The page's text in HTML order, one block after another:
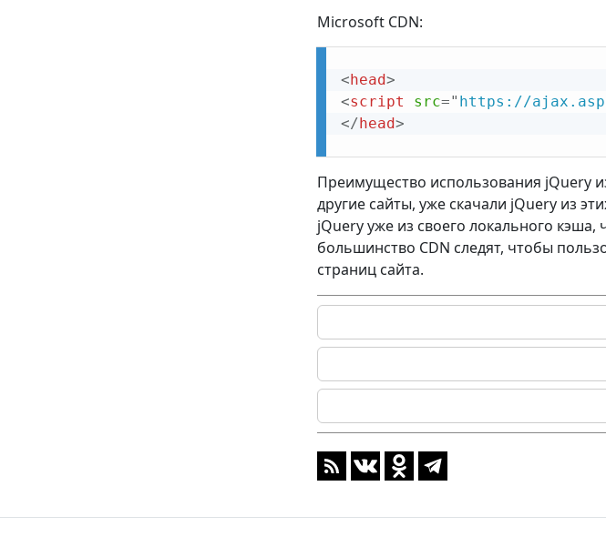
Microsoft CDN:
< head>
<script src=" https://
</ head>
Преимущество использования jQuery
другие сайты, уже скачали jQuery из
jQuery уже из своего локального кэша,
большинство CDN следят, чтобы
страниц сайта.